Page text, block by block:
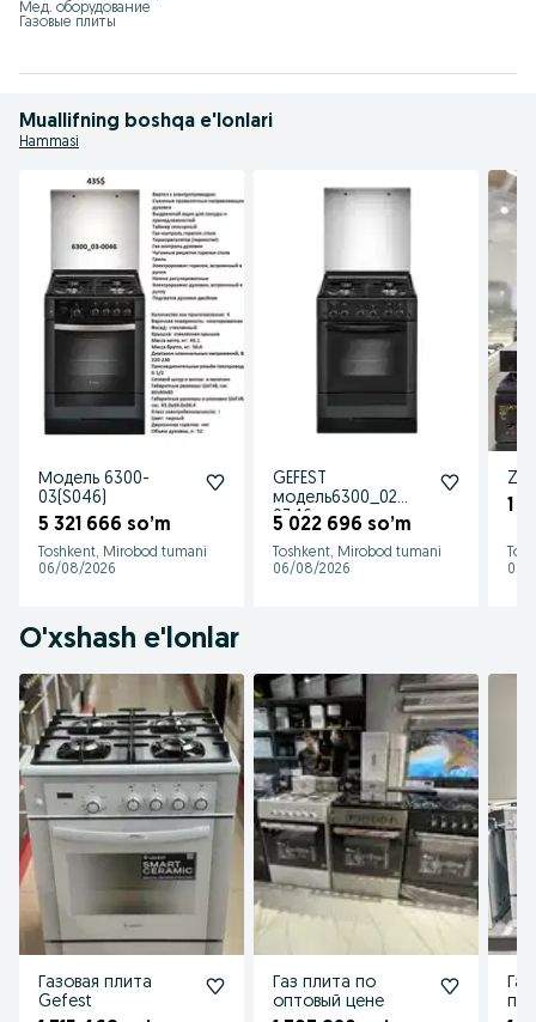
Мед. оборудование
Газовые плиты
Muallifning boshqa e'lonlari
Hammasi
Модель 6300-
03(S046)
5 321 666 so’m
Toshkent, Mirobod tumani
06/08/2026
GEFEST
модель6300_02
0346
5 022 696 so’m
Toshkent, Mirobod tumani
06/08/2026
1
05/
O'xshash e'lonlar
Газовая плита
Gefest
Газ плита по
оптовый цене
по